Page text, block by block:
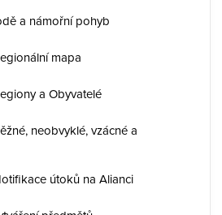
a námořní pohyb
mapa
a Obyvatelé
neobvyklé, vzácné a
útoků na Alianci